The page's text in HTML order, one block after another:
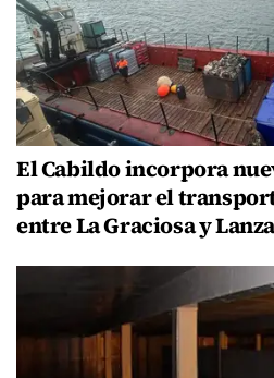
El Cabildo incorpora
para mejorar el
entre La Graciosa y